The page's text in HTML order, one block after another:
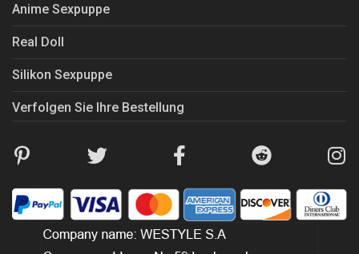
Anime Sexpuppe
Real Doll
Silikon Sexpuppe
Verfolgen Sie Ihre Bestellung